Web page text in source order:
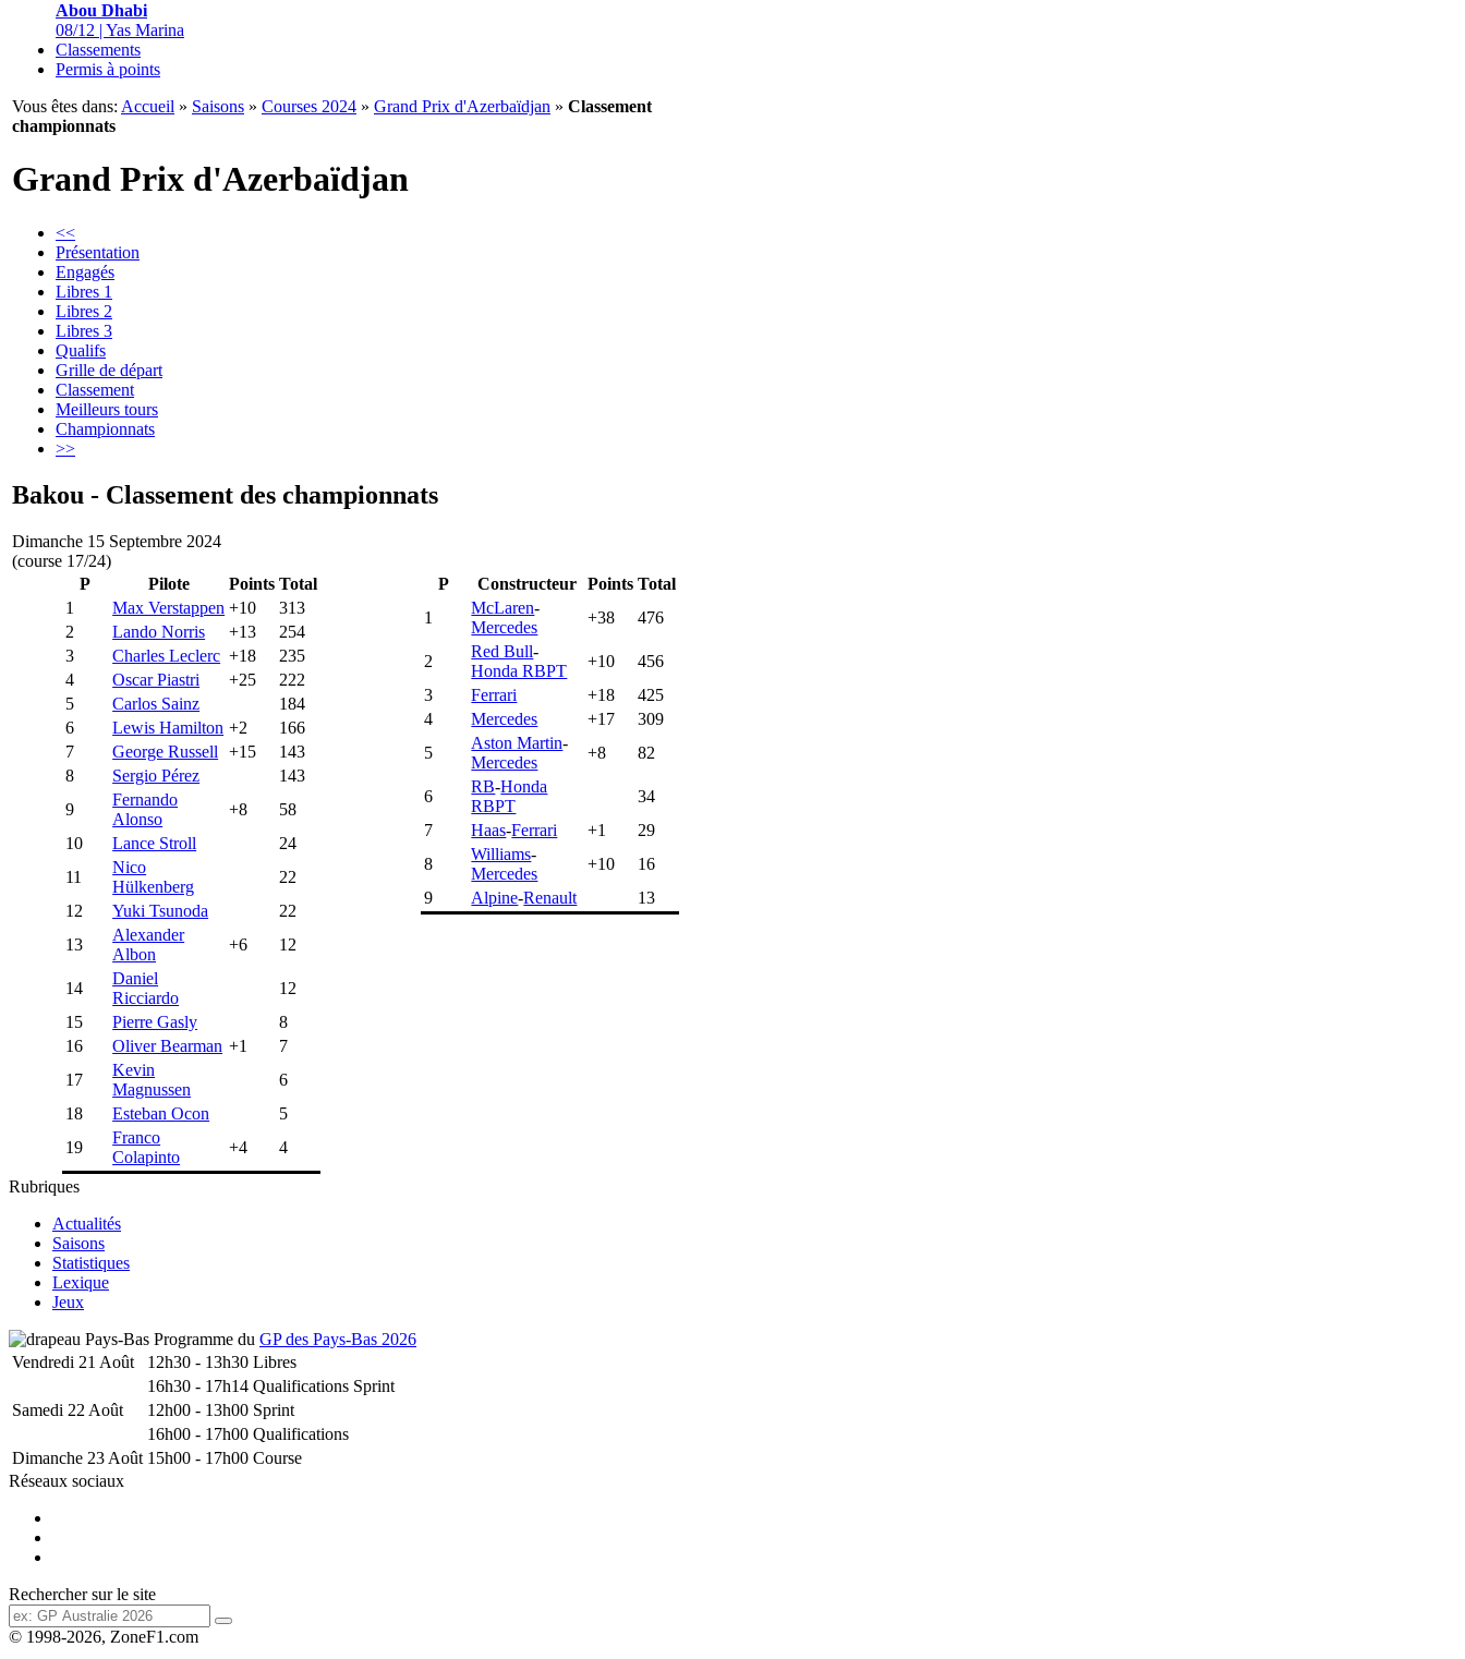
Abou Dhabi
08/12 | Yas Marina
Classements
Permis à points
Vous êtes dans: Accueil » Saisons » Courses 2024 » Grand Prix d'Azerbaïdjan » Classement
championnats
Grand Prix d'Azerbaïdjan
<<
Présentation
Engagés
Libres 1
Libres 2
Libres 3
Qualifs
Grille de départ
Classement
Meilleurs tours
Championnats
>>
Bakou - Classement des championnats
Dimanche 15 Septembre 2024
(course 17/24)
P
Pilote Points Total
1
Max Verstappen +10
313
2
Lando Norris +13
254
3
Charles Leclerc +18
235
4
Oscar Piastri +25
222
5
Carlos Sainz
184
6
Lewis Hamilton +2
166
7
George Russell +15
143
8
Sergio Pérez
143
9
Fernando
Alonso
+8
58
10
Lance Stroll
24
11
Nico
Hülkenberg
22
12
Yuki Tsunoda
22
13
Alexander
Albon
+6 12
14
Daniel
Ricciardo
12
15
Pierre Gasly
8
16
Oliver Bearman +1
7
17
Kevin
Magnussen
6
18
Esteban Ocon
5
19
Franco
Colapinto
+4 4
P Constructeur Points Total
1
McLaren-
Mercedes
+38 476
2
Red Bull-
Honda RBPT
+10
456
3
Ferrari +18
425
4
Mercedes +17
309
5
Aston Martin-
Mercedes
+8 82
6
RB-Honda
RBPT
34
7
Haas-Ferrari +1
29
8
Williams-
Mercedes
+10
16
9
Alpine-Renault 13
Rubriques
Actualités
Saisons
Statistiques
Lexique
Jeux
Programme du GP des Pays-Bas 2026
Vendredi 21 Août
12h30 - 13h30 Libres
16h30 - 17h14 Qualifications Sprint
Samedi 22 Août
12h00 - 13h00 Sprint
16h00 - 17h00 Qualifications
Dimanche 23 Août 15h00 - 17h00 Course
Réseaux sociaux
Rechercher sur le site
© 1998-2026, ZoneF1.com